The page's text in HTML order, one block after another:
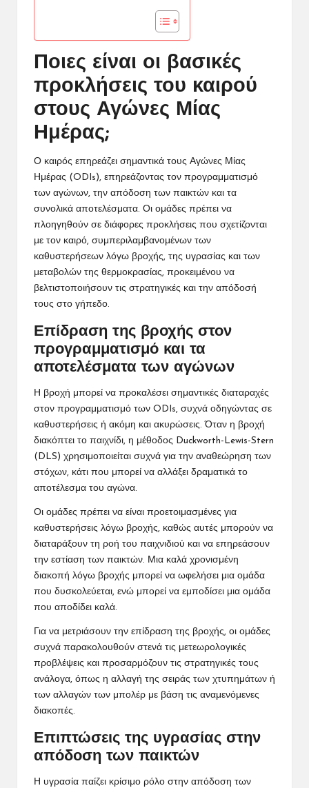
Ποιες είναι οι βασικές
προκλήσεις του καιρού
στους Αγώνες Μίας
Ημέρας;
Ο καιρός επηρεάζει σημαντικά τους Αγώνες Μίας
Ημέρας (ODIs), επηρεάζοντας τον προγραμματισμό
των αγώνων, την απόδοση των παικτών και τα
συνολικά αποτελέσματα. Οι ομάδες πρέπει να
πλοηγηθούν σε διάφορες προκλήσεις που σχετίζονται
με τον καιρό, συμπεριλαμβανομένων των
καθυστερήσεων λόγω βροχής, της υγρασίας και των
μεταβολών της θερμοκρασίας, προκειμένου να
βελτιστοποιήσουν τις στρατηγικές και την απόδοσή
τους στο γήπεδο.
Επίδραση της βροχής στον
προγραμματισμό και τα
αποτελέσματα των αγώνων
Η βροχή μπορεί να προκαλέσει σημαντικές διαταραχές
στον προγραμματισμό των ODIs, συχνά οδηγώντας σε
καθυστερήσεις ή ακόμη και ακυρώσεις. Όταν η βροχή
διακόπτει το παιχνίδι, η μέθοδος Duckworth-Lewis-Stern
(DLS) χρησιμοποιείται συχνά για την αναθεώρηση των
στόχων, κάτι που μπορεί να αλλάξει δραματικά το
αποτέλεσμα του αγώνα.
Οι ομάδες πρέπει να είναι προετοιμασμένες για
καθυστερήσεις λόγω βροχής, καθώς αυτές μπορούν να
διαταράξουν τη ροή του παιχνιδιού και να επηρεάσουν
την εστίαση των παικτών. Μια καλά χρονισμένη
διακοπή λόγω βροχής μπορεί να ωφελήσει μια ομάδα
που δυσκολεύεται, ενώ μπορεί να εμποδίσει μια ομάδα
που αποδίδει καλά.
Για να μετριάσουν την επίδραση της βροχής, οι ομάδες
συχνά παρακολουθούν στενά τις μετεωρολογικές
προβλέψεις και προσαρμόζουν τις στρατηγικές τους
ανάλογα, όπως η αλλαγή της σειράς των χτυπημάτων ή
των αλλαγών των μπολέρ με βάση τις αναμενόμενες
διακοπές.
Επιπτώσεις της υγρασίας στην
απόδοση των παικτών
Η υγρασία παίζει κρίσιμο ρόλο στην απόδοση των